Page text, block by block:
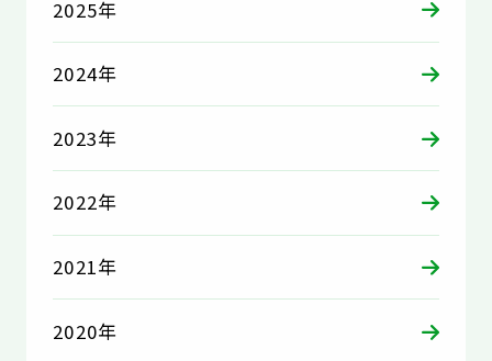
2025年
2024年
2023年
2022年
2021年
2020年